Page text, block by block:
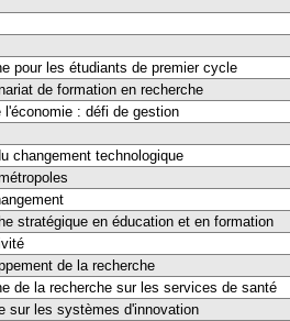
pour les étudiants de premier cycle
de formation en recherche
l'économie : défi de gestion
changement technologique
stratégique en éducation et en formation
de la recherche
de la recherche sur les services de santé
sur les systèmes d'innovation